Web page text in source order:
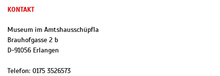
KONTAKT
Museum im Amtshausschüpfla
Brauhofgasse 2 b
D-91056 Erlangen
Telefon: 0175 3526573